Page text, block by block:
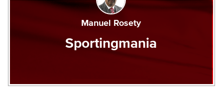
Manuel Rosety
Sportingmania